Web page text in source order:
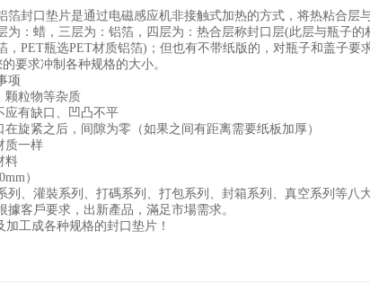
箔封口垫片是通过电磁感应机非接触式加热的方式，将热粘合层
为：蜡，三层为：铝箔，四层为：热合层称封口层(此层与瓶子的
PET瓶选PET材质铝箔)；但也有不带纸版的，对瓶子和盖子要
要求冲制各种规格的大小。
项
颗粒物等杂质
应有缺口、凹凸不平
旋紧之后，间隙为零（如果之间有距离需要纸板加厚）
质一样
料
）
列、灌裝系列、打碼系列、打包系列、封箱系列、真空系列等八
客戶要求，出新產品，滿足市場需求。
工成各种规格的封口垫片！